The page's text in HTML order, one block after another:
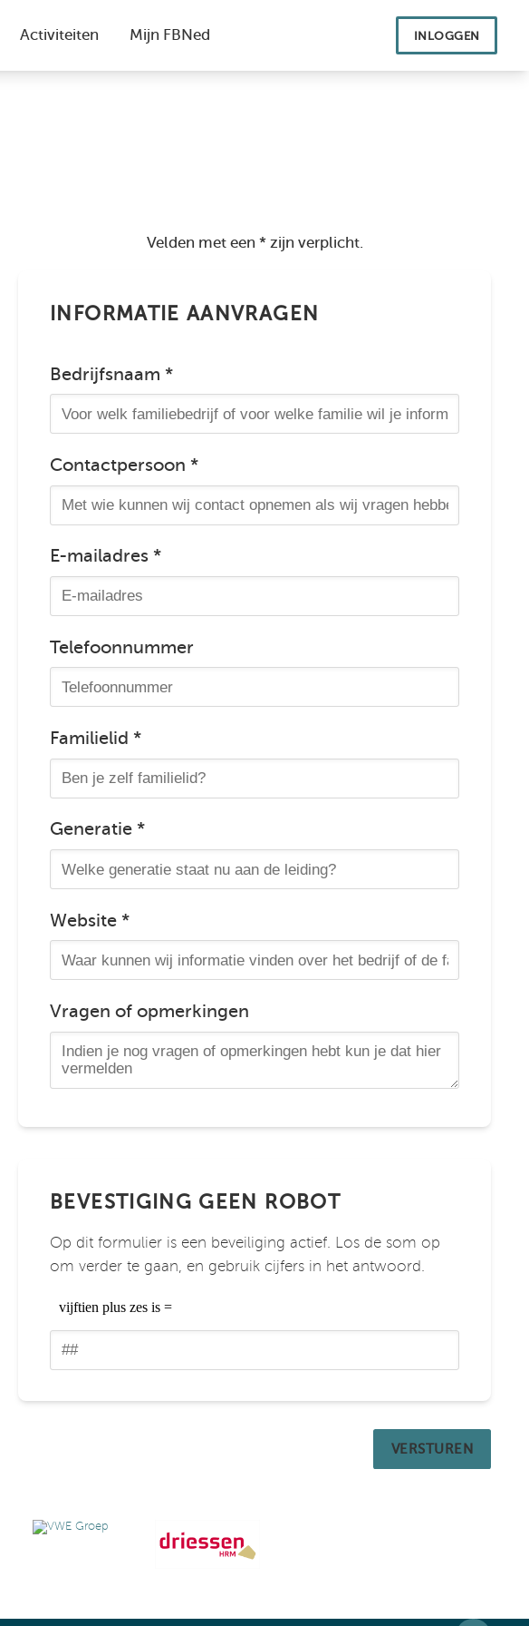
INLOGGEN
Velden met een * zijn verplicht.
INFORMATIE AANVRAGEN
Bedrijfsnaam *
Contactpersoon *
E-mailadres *
Telefoonnummer
Familielid *
Generatie *
Website *
Vragen of opmerkingen
BEVESTIGING GEEN ROBOT
Op dit formulier is een beveiliging actief. Los de som op
om verder te gaan, en gebruik cijfers in het antwoord.